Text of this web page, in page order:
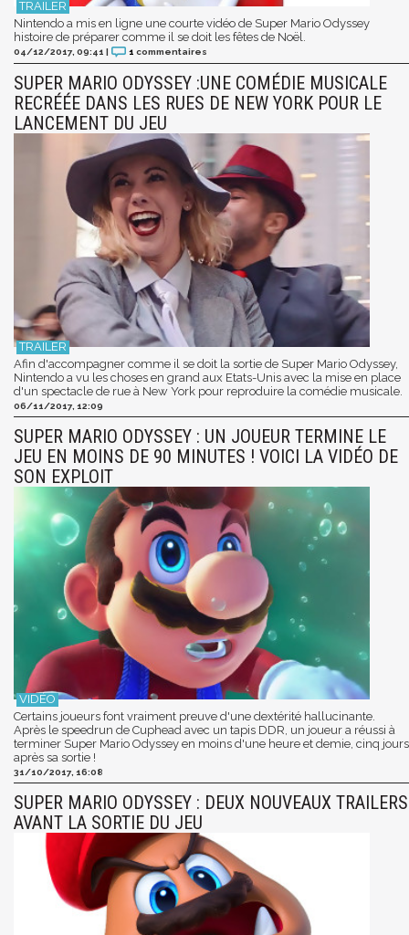
Nintendo a mis en ligne une courte vidéo de Super Mario Odyssey
histoire de préparer comme il se doit les fêtes de Noël.
04/12/2017, 09:41 | 1 commentaires
SUPER MARIO ODYSSEY :UNE COMÉDIE MUSICALE
RECRÉÉE DANS LES RUES DE NEW YORK POUR LE
LANCEMENT DU JEU
Afin d'accompagner comme il se doit la sortie de Super Mario Odyssey,
Nintendo a vu les choses en grand aux Etats-Unis avec la mise en place
d'un spectacle de rue à New York pour reproduire la comédie musicale.
06/11/2017, 12:09
SUPER MARIO ODYSSEY : UN JOUEUR TERMINE LE
JEU EN MOINS DE 90 MINUTES ! VOICI LA VIDÉO DE
SON EXPLOIT
Certains joueurs font vraiment preuve d'une dextérité hallucinante.
Après le speedrun de Cuphead avec un tapis DDR, un joueur a réussi à
terminer Super Mario Odyssey en moins d'une heure et demie, cinq jours
après sa sortie !
31/10/2017, 16:08
SUPER MARIO ODYSSEY : DEUX NOUVEAUX TRAILERS
AVANT LA SORTIE DU JEU